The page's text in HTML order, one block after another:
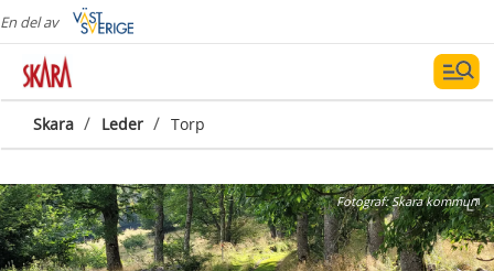
En del av
Skara / Leder / Torp
Fotograf:Skara kommun